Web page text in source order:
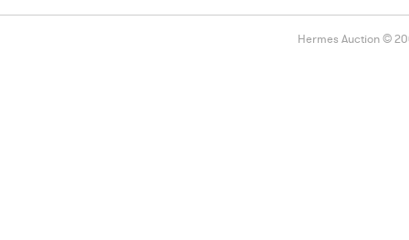
Hermes Auction ©